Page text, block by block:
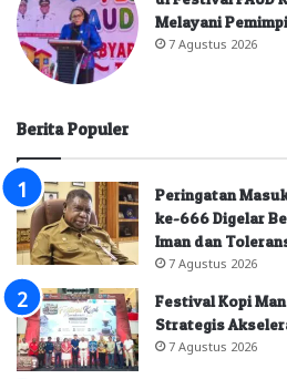
Melayani
7 Agustus 2026
Berita Populer
Peringatan
ke-666 Digelar
Iman dan
7 Agustus 2026
Festival Kopi
Strategis
7 Agustus 2026